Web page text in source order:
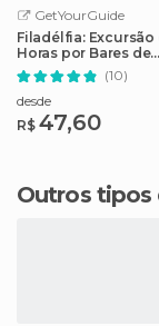
GetYourGuide
Filadélfia: Excursão
Horas por Bares de
Cerveja
(10)
desde
R$ 47,60
Outros